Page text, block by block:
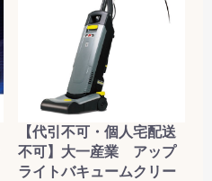
【代引不可・個人宅配送
不可】大一産業 アップ
ライトバキュームクリー